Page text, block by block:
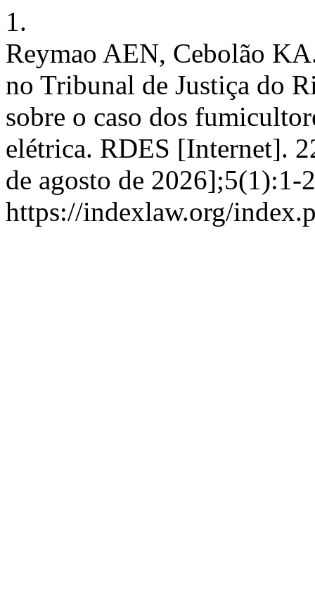
1.
Reymao AEN, Cebolão
no Tribunal de Justiça do
sobre o caso dos
elétrica. RDES [Internet].
de agosto de
https://indexlaw.org/